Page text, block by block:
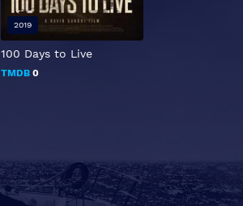
100 Days to Live
TMDB0
2019